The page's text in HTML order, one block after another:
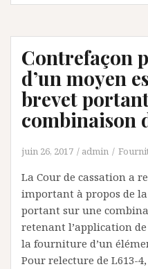
Contrefaçon
d’un moyen
brevet
combinaison
juin 26, 2017 admin
La Cour de cassation a
important à propos de
portant sur une
retenant l’application
la fourniture d’un
Pour relecture de L613-